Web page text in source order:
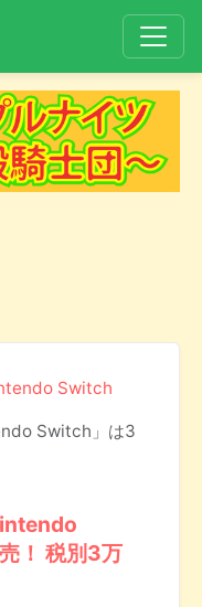
Switch
Switch」は3
！ 税別3万